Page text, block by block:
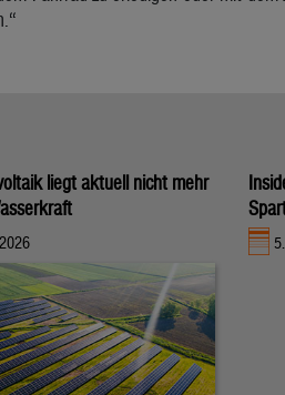
liegt aktuell nicht mehr